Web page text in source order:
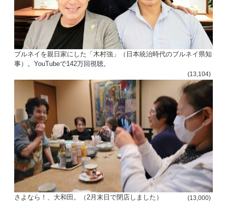
ブルネイを親日家にした「木村強」（日本統治時代のブルネイ県知
事）。YouTubeで142万回視聴。
(13,104)
さよなら！、大和田。（2月末日で閉店しました） (13,000)